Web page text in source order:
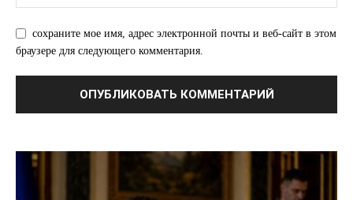
сохраните мое имя, адрес электронной почты и веб-сайт в этом
браузере для следующего комментария.